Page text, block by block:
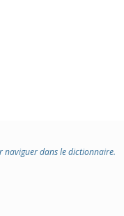
naviguer dans le dictionnaire.